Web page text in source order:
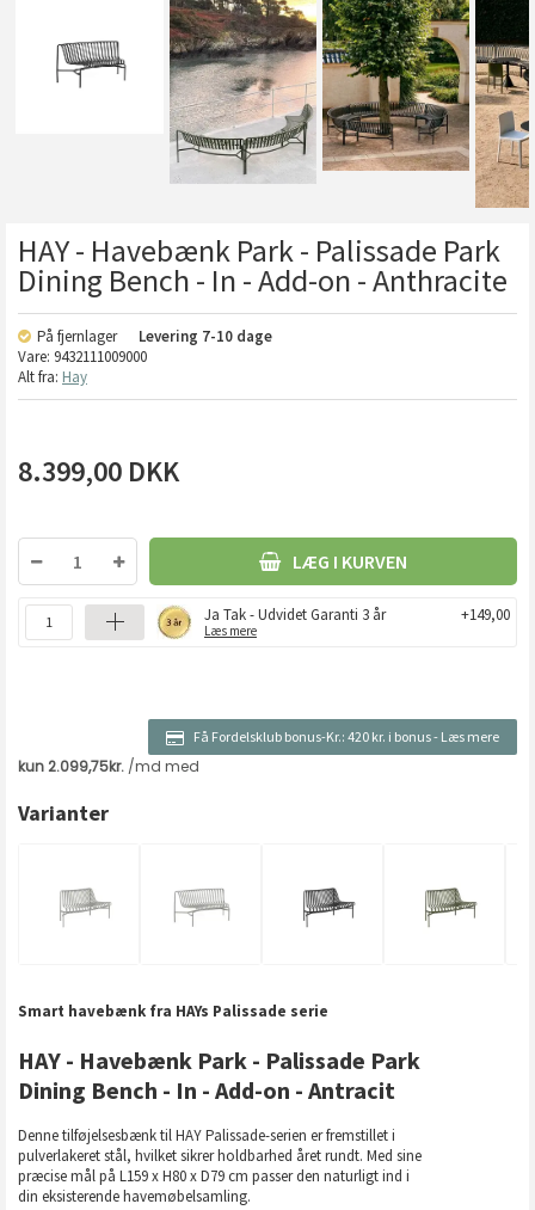
HAY - Havebænk Park - Palissade Park
Dining Bench - In - Add-on - Anthracite
På fjernlager Levering 7-10 dage
Vare: 9432111009000
Alt fra: Hay
8.399,00 DKK
LÆG I KURVEN
Ja Tak - Udvidet Garanti 3 år
Læs mere
+149,00
Få Fordelsklub bonus-Kr.: 420 kr. i bonus- Læs mere
Varianter
Smart havebænk fra HAYs Palissade serie
HAY - Havebænk Park - Palissade Park
Dining Bench - In - Add-on - Antracit
Denne tilføjelsesbænk til HAY Palissade-serien er fremstillet i
pulverlakeret stål, hvilket sikrer holdbarhed året rundt. Med sine
præcise mål på L159 x H80 x D79 cm passer den naturligt ind i
din eksisterende havemøbelsamling.